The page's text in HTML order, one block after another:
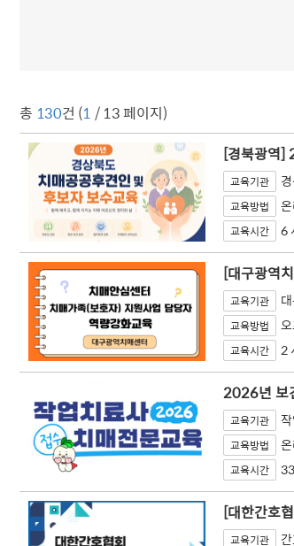
총 130건 (1 / 13 페이지)
[경북광역]
교육기관
교육방법
교육시간 6
[대구광역
교육기관
교육방법
교육시간 2
2026년 보
교육기관
교육방법
교육시간
[대한간호
교육기관